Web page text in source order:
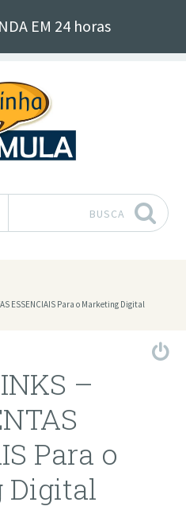
EM 24 horas
BUSCA
ESSENCIAIS Para o Marketing Digital
–
Para o
Digital